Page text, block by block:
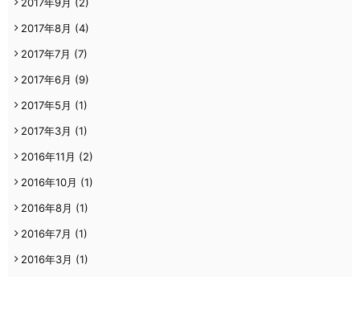
2017年8月 (4)
2017年7月 (7)
2017年6月 (9)
2017年5月 (1)
2017年3月 (1)
2016年11月 (2)
2016年10月 (1)
2016年8月 (1)
2016年7月 (1)
2016年3月 (1)